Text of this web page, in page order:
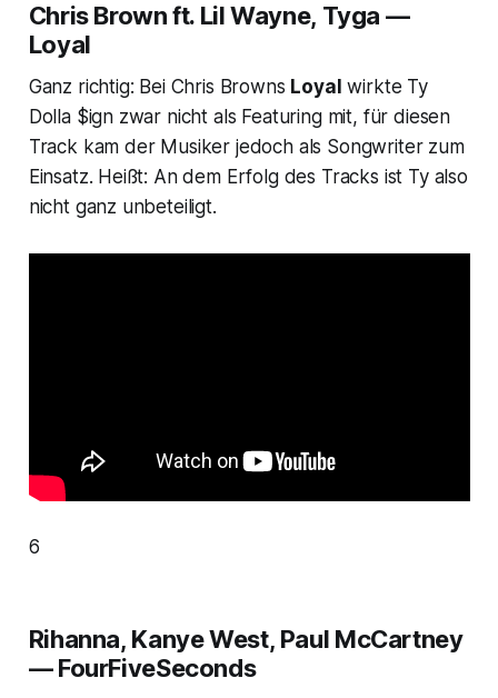
Chris Brown ft. Lil Wayne, Tyga —
Loyal
Ganz richtig: Bei Chris Browns Loyal wirkte Ty
Dolla $ign zwar nicht als Featuring mit, für diesen
Track kam der Musiker jedoch als Songwriter zum
Einsatz. Heißt: An dem Erfolg des Tracks ist Ty also
nicht ganz unbeteiligt.
6
Rihanna, Kanye West, Paul McCartney
— FourFiveSeconds